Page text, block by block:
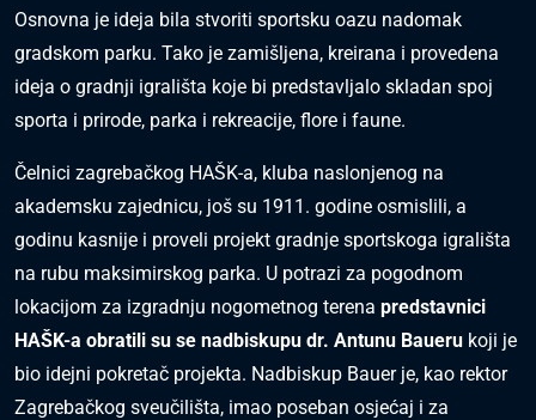
Osnovna je ideja bila stvoriti sportsku oazu nadomak
gradskom parku. Tako je zamišljena, kreirana i provedena
ideja o gradnji igrališta koje bi predstavljalo skladan spoj
sporta i prirode, parka i rekreacije, flore i faune.
Čelnici zagrebačkog HAŠK-a, kluba naslonjenog na
akademsku zajednicu, još su 1911. godine osmislili, a
godinu kasnije i proveli projekt gradnje sportskoga igrališta
na rubu maksimirskog parka. U potrazi za pogodnom
lokacijom za izgradnju nogometnog terena predstavnici
HAŠK-a obratili su se nadbiskupu dr. Antunu Baueru koji je
bio idejni pokretač projekta. Nadbiskup Bauer je, kao rektor
Zagrebačkog sveučilišta, imao poseban osjećaj i za